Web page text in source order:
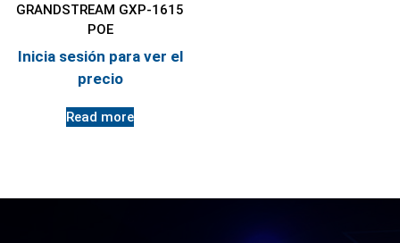
GRANDSTREAM GXP-1615
POE
Inicia sesión para ver el
precio
Read more